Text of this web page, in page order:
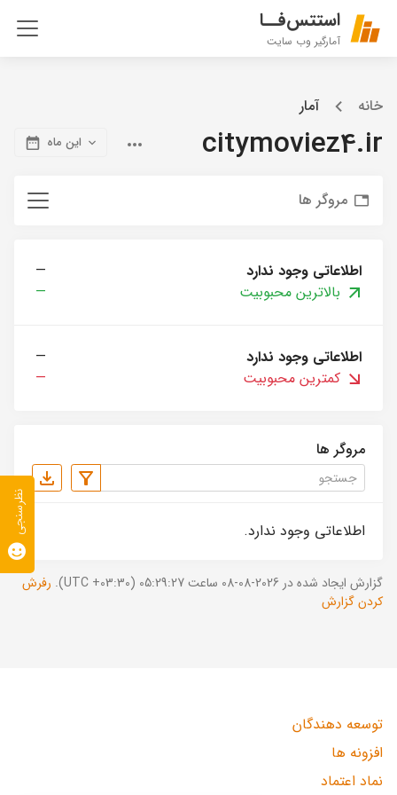
استتس‌فــا
آمارگیر وب سایت
خانه آمار
citymoviez4.ir این ماه
مروگر ها
اطلاعاتی وجود ندارد
—
بالاترین محبوبیت
—
اطلاعاتی وجود ندارد
—
کمترین محبوبیت
—
مروگر ها
اطلاعاتی وجود ندارد.
گزارش ایجاد شده در 2026-08-08 ساعت 05:29:27 (UTC +03:30).
رفرش
کردن گزارش
توسعه دهندگان
افزونه ها
نماد اعتماد
نظرسنجی